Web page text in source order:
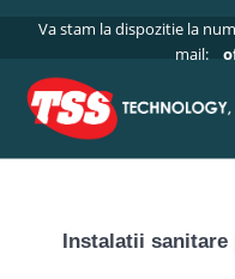
Va stam la dispozitie la
mail:
Servicii oferite
Instalatii